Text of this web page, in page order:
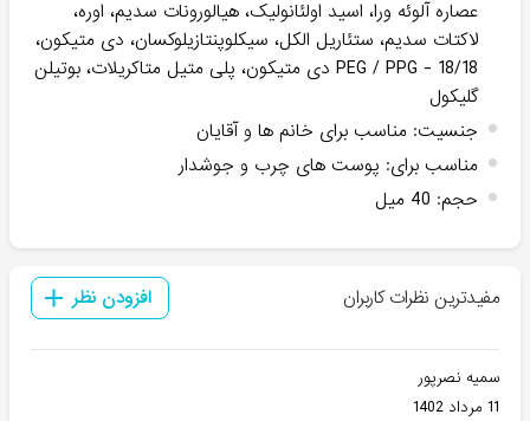
عصاره آلوئه ورا، اسید اولئانولیک، هیالورونات سدیم، اوره،
لاکتات سدیم، ستئاریل الکل، سیکلوپنتازیلوکسان، دی متیکون،
PEG / PPG - 18/18 دی متیکون، پلی متیل متاکریلات، بوتیلن
گلیکول
جنسیت: مناسب برای خانم ها و آقایان
مناسب برای: پوست های چرب و جوشدار
حجم: 40 میل
مفیدترین نظرات کاربران افزودن نظر
سمیه نصرپور
11 مرداد 1402